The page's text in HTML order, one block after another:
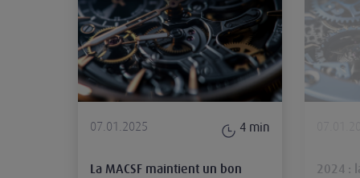
07.01.2025 4 min
La MACSF maintient un bon
2024 :